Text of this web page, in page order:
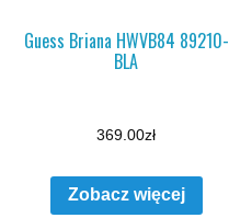
Guess Briana HWVB84 89210-
BLA
369.00zł
Zobacz więcej